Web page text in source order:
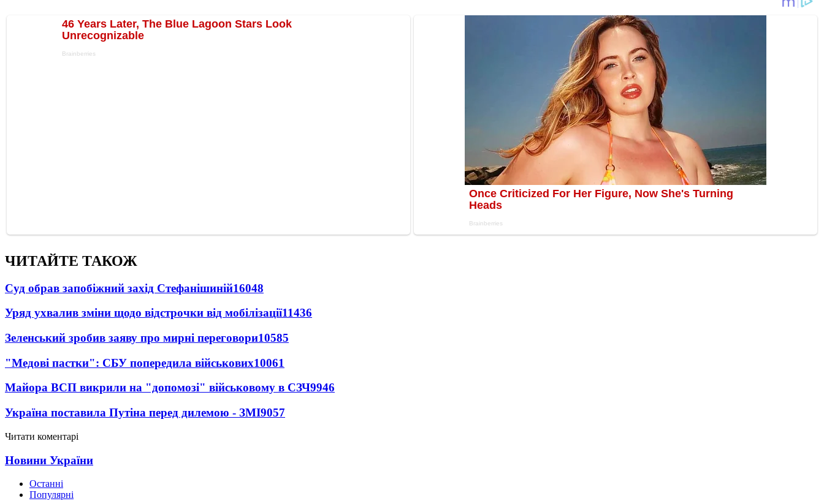
ЧИТАЙТЕ ТАКОЖ
Суд обрав запобіжний захід Стефанішиній16048
Уряд ухвалив зміни щодо відстрочки від мобілізації11436
Зеленський зробив заяву про мирні переговори10585
"Медові пастки": СБУ попередила військових10061
Майора ВСП викрили на "допомозі" військовому в СЗЧ9946
Україна поставила Путіна перед дилемою - ЗМІ9057
Читати коментарі
Новини України
Останні
Популярні